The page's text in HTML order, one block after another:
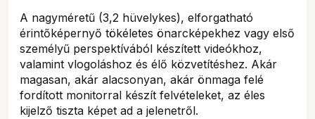
A nagyméretű (3,2 hüvelykes), elforgatható
érintőképernyő tökéletes önarcképekhez vagy első
személyű perspektívából készített videókhoz,
valamint vlogoláshoz és élő közvetítéshez. Akár
magasan, akár alacsonyan, akár önmaga felé
fordított monitorral készít felvételeket, az éles
kijelző tiszta képet ad a jelenetről.